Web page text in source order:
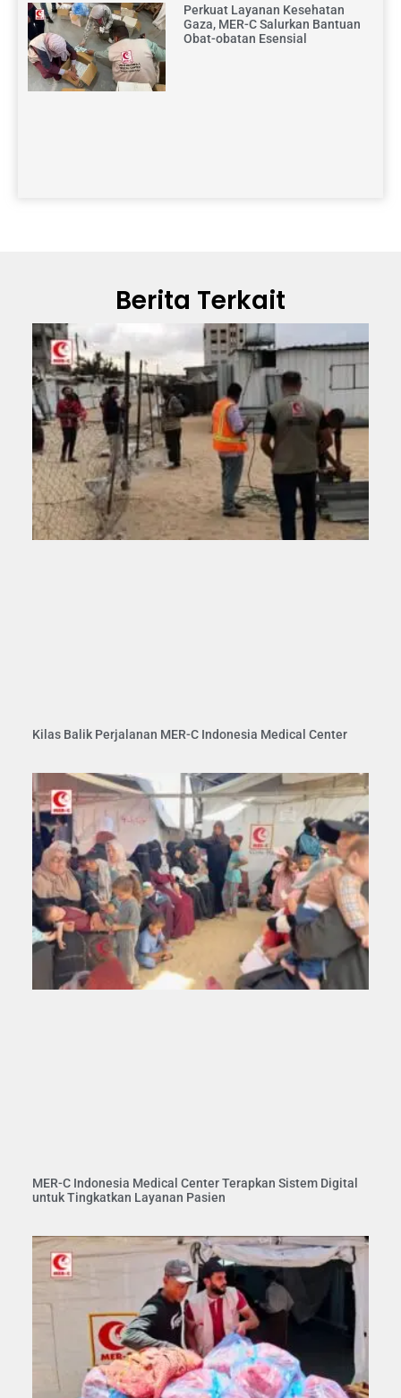
Perkuat Layanan Kesehatan
Gaza, MER-C Salurkan Bantuan
Obat-obatan Esensial
Berita Terkait
Kilas Balik Perjalanan MER-C Indonesia Medical Center
MER-C Indonesia Medical Center Terapkan Sistem Digital
untuk Tingkatkan Layanan Pasien